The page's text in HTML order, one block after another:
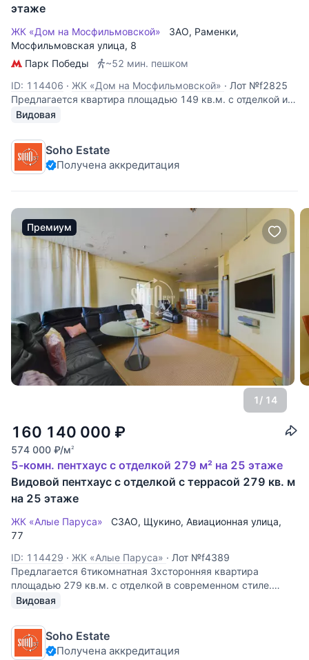
этаже
ЖК «Дом на Мосфильмовской» ЗАО, Раменки,
Мосфильмовская улица, 8
Парк Победы
~52 мин. пешком
ID: 114406 · ЖК «Дом на Мосфильмовской» · Лот №f2825
Предлагается квартира площадью 149 кв.м. с отделкой и
мебелью. Квартира идеально спланирована, а благодаря
впечатляющие виды на Лужники, здание МГУ, на гольф-
поле. Просторная квартира с
Видовая
Soho Estate
Получена аккредитация
Премиум
1/ 14
160 140 000 ₽
574 000 ₽/м2
5-комн. пентхаус с отделкой 279 м² на 25 этаже
Видовой пентхаус с отделкой с террасой 279 кв. м
на 25 этаже
ЖК «Алые Паруса» СЗАО, Щукино, Авиационная улица,
77
ID: 114429 · ЖК «Алые Паруса» · Лот №f4389
Предлагается 6тикомнатная 3хсторонняя квартира
площадью 279 кв.м. с отделкой в современном стиле.
Планировка: гостиная-столовая 70 кв. м, 3 спальни,
Общая площадь 194 кв. м + Терраса 85
Видовая
Soho Estate
Получена аккредитация